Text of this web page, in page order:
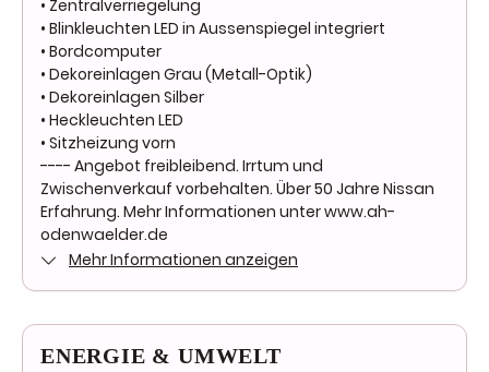
• Zentralverriegelung
• Blinkleuchten LED in Aussenspiegel integriert
• Bordcomputer
• Dekoreinlagen Grau (Metall-Optik)
• Dekoreinlagen Silber
• Heckleuchten LED
• Sitzheizung vorn
---- Angebot freibleibend. Irrtum und
Zwischenverkauf vorbehalten. Über 50 Jahre Nissan
Erfahrung. Mehr Informationen unter www.ah-
odenwaelder.de
Mehr Informationen anzeigen
ENERGIE & UMWELT